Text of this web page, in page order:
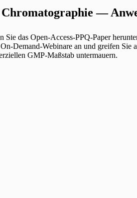
—
das Open-Access-PPQ-Paper
Demand-Webinare an und greifen Sie
GMP-Maßstab untermauern.